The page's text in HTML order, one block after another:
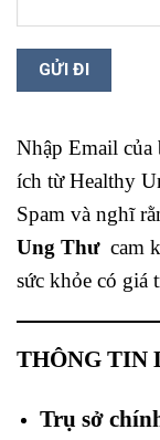
Nhập Email của
ích từ Healthy
Spam và nghĩ
Ung Thư cam
sức khỏe có giá
THÔNG TIN
Trụ sở